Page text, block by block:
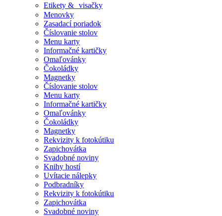
Etikety & visačky
Menovky
Zasadací poriadok
Číslovanie stolov
Menu karty
Informačné kartičky
Omaľovánky
Čokoládky
Magnetky
Číslovanie stolov
Menu karty
Informačné kartičky
Omaľovánky
Čokoládky
Magnetky
Rekvizity k fotokútiku
Zapichovátka
Svadobné noviny
Knihy hostí
Uvítacie nálepky
Podbradníky
Rekvizity k fotokútiku
Zapichovátka
Svadobné noviny